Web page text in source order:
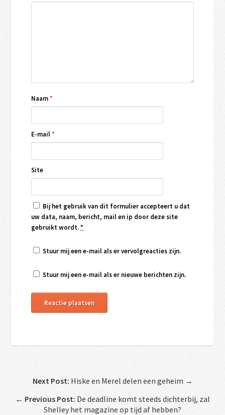
Naam*
E-mail*
Site
Bij het gebruik van dit formulier accepteert u dat
uw data, naam, bericht, mail en ip door deze site
gebruikt wordt.*
Stuur mij een e-mail als er vervolgreacties zijn.
Stuur mij een e-mail als er nieuwe berichten zijn.
Next Post: Hiske en Merel delen een geheim →
← Previous Post: De deadline komt steeds dichterbij, zal
Shelley het magazine op tijd af hebben?